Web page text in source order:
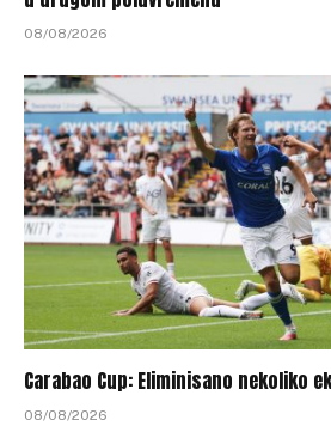
08/08/2026
Carabao Cup: Eliminisano nekoliko
08/08/2026